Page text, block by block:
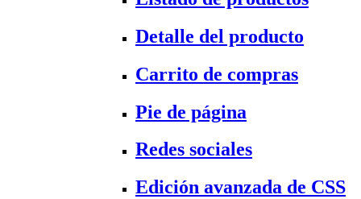
Detalle del producto
Carrito de compras
Pie de página
Redes sociales
Edición avanzada de CSS